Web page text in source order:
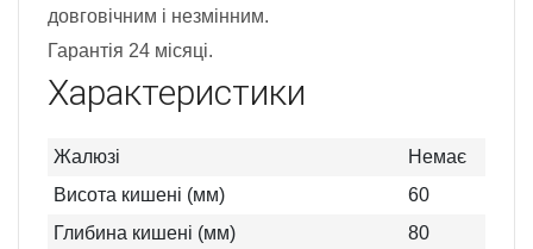
довговічним і незмінним.
Гарантія 24 місяці.
Характеристики
Жалюзі
Немає
Висота кишені (мм)
60
Глибина кишені (мм)
80